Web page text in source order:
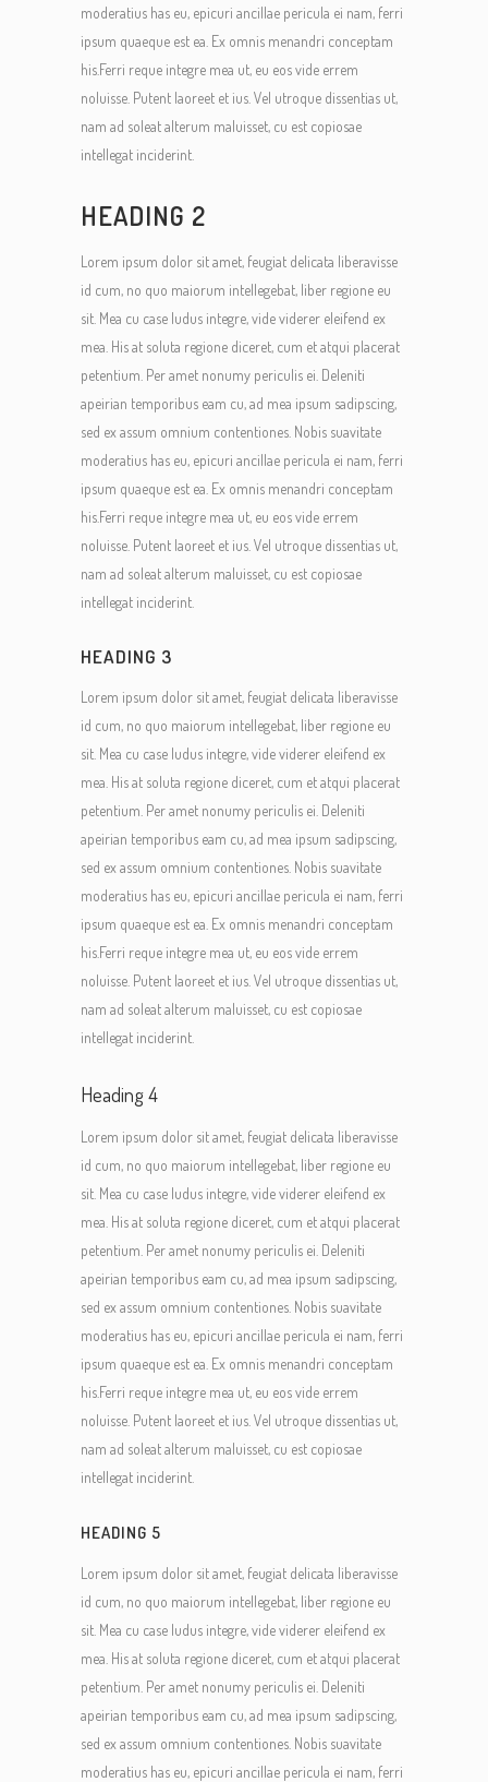
moderatius has eu, epicuri ancillae pericula ei nam, ferri
ipsum quaeque est ea. Ex omnis menandri conceptam
his.Ferri reque integre mea ut, eu eos vide errem
noluisse. Putent laoreet et ius. Vel utroque dissentias ut,
nam ad soleat alterum maluisset, cu est copiosae
intellegat inciderint.
HEADING 2
Lorem ipsum dolor sit amet, feugiat delicata liberavisse
id cum, no quo maiorum intellegebat, liber regione eu
sit. Mea cu case ludus integre, vide viderer eleifend ex
mea. His at soluta regione diceret, cum et atqui placerat
petentium. Per amet nonumy periculis ei. Deleniti
apeirian temporibus eam cu, ad mea ipsum sadipscing,
sed ex assum omnium contentiones. Nobis suavitate
moderatius has eu, epicuri ancillae pericula ei nam, ferri
ipsum quaeque est ea. Ex omnis menandri conceptam
his.Ferri reque integre mea ut, eu eos vide errem
noluisse. Putent laoreet et ius. Vel utroque dissentias ut,
nam ad soleat alterum maluisset, cu est copiosae
intellegat inciderint.
HEADING 3
Lorem ipsum dolor sit amet, feugiat delicata liberavisse
id cum, no quo maiorum intellegebat, liber regione eu
sit. Mea cu case ludus integre, vide viderer eleifend ex
mea. His at soluta regione diceret, cum et atqui placerat
petentium. Per amet nonumy periculis ei. Deleniti
apeirian temporibus eam cu, ad mea ipsum sadipscing,
sed ex assum omnium contentiones. Nobis suavitate
moderatius has eu, epicuri ancillae pericula ei nam, ferri
ipsum quaeque est ea. Ex omnis menandri conceptam
his.Ferri reque integre mea ut, eu eos vide errem
noluisse. Putent laoreet et ius. Vel utroque dissentias ut,
nam ad soleat alterum maluisset, cu est copiosae
intellegat inciderint.
Heading 4
Lorem ipsum dolor sit amet, feugiat delicata liberavisse
id cum, no quo maiorum intellegebat, liber regione eu
sit. Mea cu case ludus integre, vide viderer eleifend ex
mea. His at soluta regione diceret, cum et atqui placerat
petentium. Per amet nonumy periculis ei. Deleniti
apeirian temporibus eam cu, ad mea ipsum sadipscing,
sed ex assum omnium contentiones. Nobis suavitate
moderatius has eu, epicuri ancillae pericula ei nam, ferri
ipsum quaeque est ea. Ex omnis menandri conceptam
his.Ferri reque integre mea ut, eu eos vide errem
noluisse. Putent laoreet et ius. Vel utroque dissentias ut,
nam ad soleat alterum maluisset, cu est copiosae
intellegat inciderint.
HEADING 5
Lorem ipsum dolor sit amet, feugiat delicata liberavisse
id cum, no quo maiorum intellegebat, liber regione eu
sit. Mea cu case ludus integre, vide viderer eleifend ex
mea. His at soluta regione diceret, cum et atqui placerat
petentium. Per amet nonumy periculis ei. Deleniti
apeirian temporibus eam cu, ad mea ipsum sadipscing,
sed ex assum omnium contentiones. Nobis suavitate
moderatius has eu, epicuri ancillae pericula ei nam, ferri